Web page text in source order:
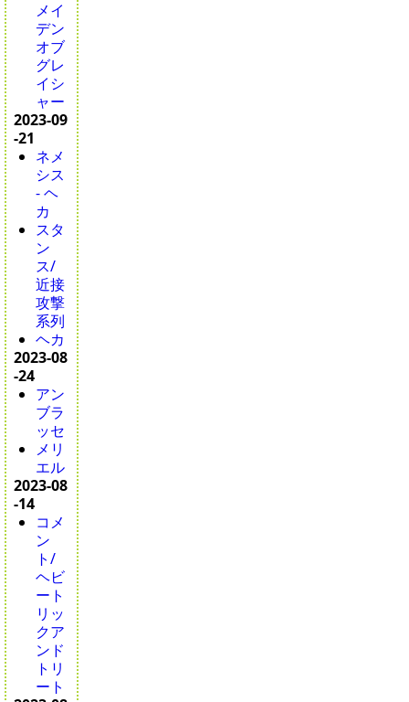
メイ
デン
オブ
グレ
イシ
ャー
2023-09
-21
ネメ
シス
- ヘ
カ
スタ
ン
ス/
近接
攻撃
系列
ヘカ
2023-08
-24
アン
ブラ
ッセ
メリ
エル
2023-08
-14
コメ
ン
ト/
ヘビ
ート
リッ
クア
ンド
トリ
ート